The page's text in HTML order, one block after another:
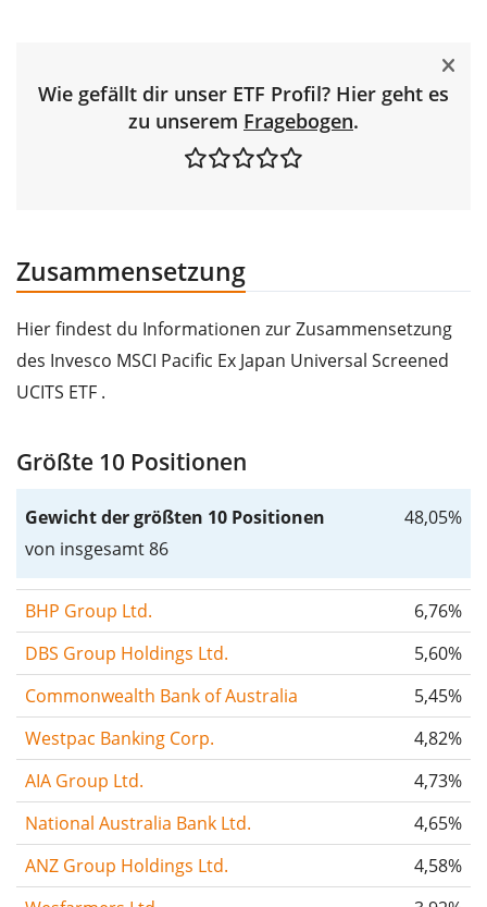
Wie gefällt dir unser ETF Profil? Hier geht es
zu unserem Fragebogen.
Zusammensetzung
Hier findest du Informationen zur Zusammensetzung
des Invesco MSCI Pacific Ex Japan Universal Screened
UCITS ETF .
Größte 10 Positionen
Gewicht der größten 10 Positionen
von insgesamt 86
48,05%
BHP Group Ltd.
6,76%
DBS Group Holdings Ltd.
5,60%
Commonwealth Bank of Australia
5,45%
Westpac Banking Corp.
4,82%
AIA Group Ltd.
4,73%
National Australia Bank Ltd.
4,65%
ANZ Group Holdings Ltd.
4,58%